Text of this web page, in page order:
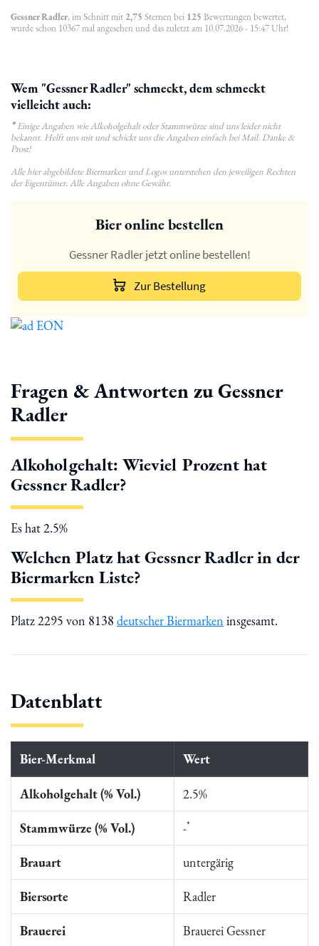
Gessner Radler, im Schnitt mit 2,75 Sternen bei 125 Bewertungen bewertet,
wurde schon 10367 mal angesehen und das zuletzt am 10.07.2026 - 15:47 Uhr!
Wem "Gessner Radler" schmeckt, dem schmeckt
vielleicht auch:
*Einige Angaben wie Alkoholgehalt oder Stammwürze sind uns leider nicht
bekannt. Helft uns mit und schickt uns die Angaben einfach bei Mail. Danke &
Prost!
Alle hier abgebildete Biermarken und Logos unterstehen den jeweiligen Rechten
der Eigentümer. Alle Angaben ohne Gewähr.
Bier online bestellen
Gessner Radler jetzt online bestellen!
Zur Bestellung
Fragen & Antworten zu Gessner
Radler
Alkoholgehalt: Wieviel Prozent hat
Gessner Radler?
Es hat 2.5%
Welchen Platz hat Gessner Radler in der
Biermarken Liste?
Platz 2295 von 8138 deutscher Biermarken insgesamt.
Datenblatt
Bier-Merkmal Wert
Alkoholgehalt (% Vol.) 2.5%
Stammwürze (% Vol.) -*
Brauart untergärig
Biersorte Radler
Brauerei Brauerei Gessner